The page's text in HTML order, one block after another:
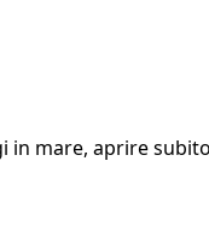
in mare, aprire